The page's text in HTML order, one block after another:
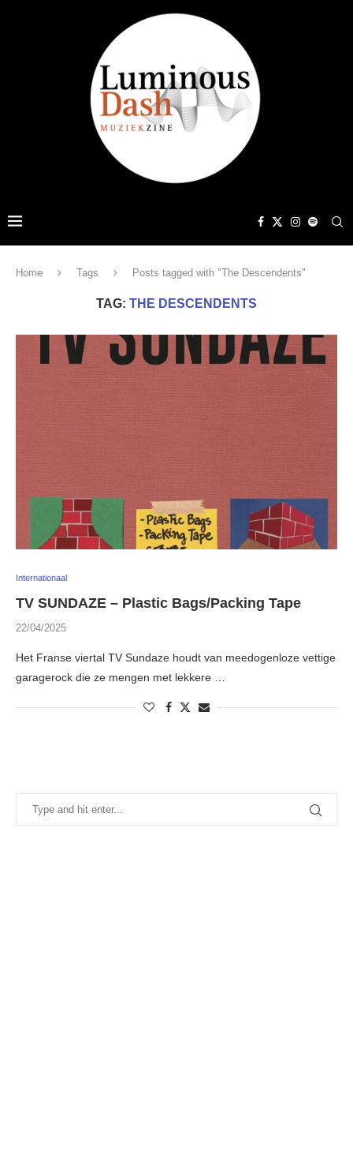
Home Tags Posts tagged with "The Descendents"
TAG: THE DESCENDENTS
Internationaal
TV SUNDAZE – Plastic Bags/Packing Tape
22/04/2025
Het Franse viertal TV Sundaze houdt van meedogenloze vettige
garagerock die ze mengen met lekkere …